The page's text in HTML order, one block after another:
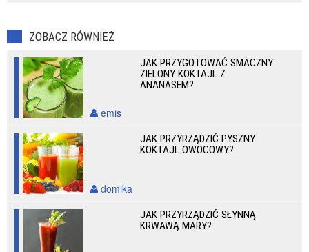
ZOBACZ RÓWNIEŻ
JAK PRZYGOTOWAĆ SMACZNY
ZIELONY KOKTAJL Z
ANANASEM?
emis
JAK PRZYRZĄDZIĆ PYSZNY
KOKTAJL OWOCOWY?
domika
JAK PRZYRZĄDZIĆ SŁYNNĄ
KRWAWĄ MARY?